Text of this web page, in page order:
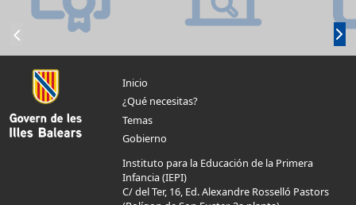
Inicio
¿Qué necesitas?
Temas
Gobierno
Instituto para la Educación de la Primera
Infancia (IEPI)
C/ del Ter, 16, Ed. Alexandre Rosselló Pastors